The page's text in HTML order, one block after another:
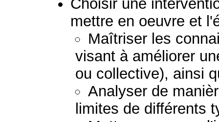
Choisir une
mettre en oeuvre et
Maîtriser les
visant à améliorer
ou collective), ainsi
Analyser de
limites de différents